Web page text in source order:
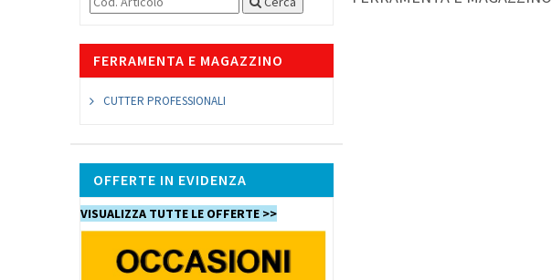
FERRAMENTA E MAGAZZINO
CUTTER PROFESSIONALI
OFFERTE IN EVIDENZA
VISUALIZZA TUTTE LE OFFERTE >>